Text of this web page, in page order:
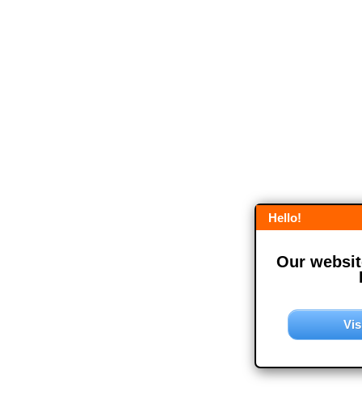
Hello!
Our